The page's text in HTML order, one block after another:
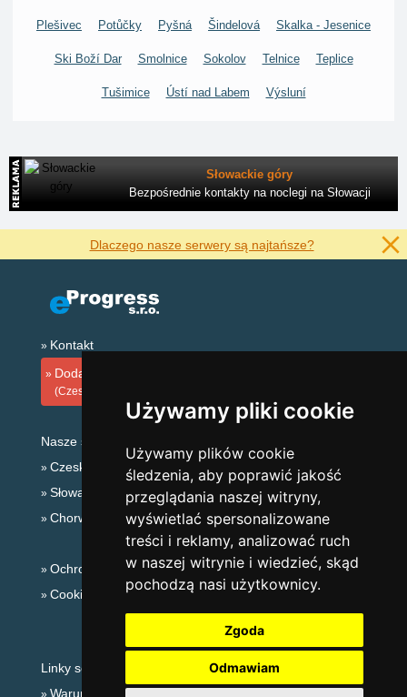
Używamy pliki cookie
Używamy plików cookie
śledzenia, aby poprawić jakość
przeglądania naszej witryny,
wyświetlać spersonalizowane
treści i reklamy, analizować ruch
w naszej witrynie i wiedzieć, skąd
pochodzą nasi użytkownicy.
Zgoda
Odmawiam
Plešivec Potůčky Pyšná Šindelová Skalka - Jesenice
Ski Boží Dar Smolnice Sokolov Telnice Teplice
Tušimice Ústí nad Labem Výsluní
Słowackie góry
Bezpośrednie kontakty na noclegi na Słowacji
Dlaczego nasze serwery są najtańsze?
Kontakt
Dodaj zakwaterowanie
(Czeski)
Nasze serwery:
Czeskie Góry
Słowackie góry
Chorwacja
Ochrona prywatności
Cookies
Linky sezonowe:
Warunki narciarskie Republika Czeska